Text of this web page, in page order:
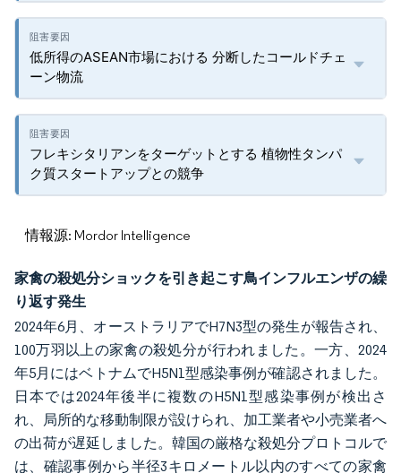
低所得のASEAN市場における 分断したコールドチェ
ーン物流
フレキシタリアンをターゲットとする 植物性タンパ
ク質スタートアップとの競争
情報源: Mordor Intelligence
家禽の殺処分ショックを引き起こす鳥インフルエンザの繰
り返す発生
2024年6月、オーストラリアでH7N3型の発生が報告され、
100万羽以上の家禽の殺処分が行われました。一方、2024
年5月にはベトナムでH5N1型感染事例が確認されました。
日本では2024年後半に複数のH5N1型感染事例が検出さ
れ、局所的な移動制限が設けられ、加工業者や小売業者へ
の出荷が遅延しました。韓国の厳格な殺処分プロトコルで
は、確認事例から半径3キロメートル以内のすべての家禽